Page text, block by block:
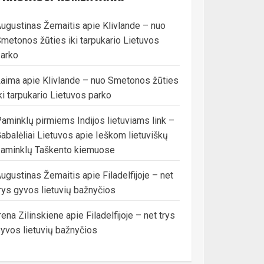
Žemaitis apie Klivlande – nuo
žūties iki tarpukario Lietuvos
apie Klivlande – nuo Smetonos žūties
tarpukario Lietuvos parko
pirmiems Indijos lietuviams link –
Lietuvos apie Ieškom lietuviškų
Taškento kiemuose
Žemaitis apie Filadelfijoje – net
gyvos lietuvių bažnyčios
Zilinskiene apie Filadelfijoje – net trys
lietuvių bažnyčios